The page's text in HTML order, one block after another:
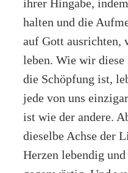
ihrer Hingabe,
halten und die
auf Gott ausrichten,
leben. Wie wir diese
die Schöpfung ist,
jede von uns
ist wie der andere.
dieselbe Achse der
Herzen lebendig